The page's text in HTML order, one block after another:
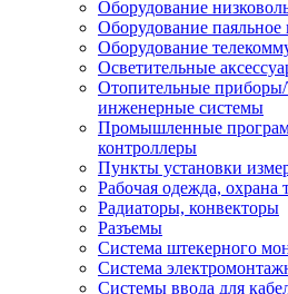
Оборудование
Оборудование паяльное
Оборудование
Осветительные
Отопительные приборы/
инженерные системы
Промышленные
контроллеры
Пункты установки
Рабочая одежда, охрана
Радиаторы, конвекторы
Разъемы
Система штекерного
Система
Системы ввода для